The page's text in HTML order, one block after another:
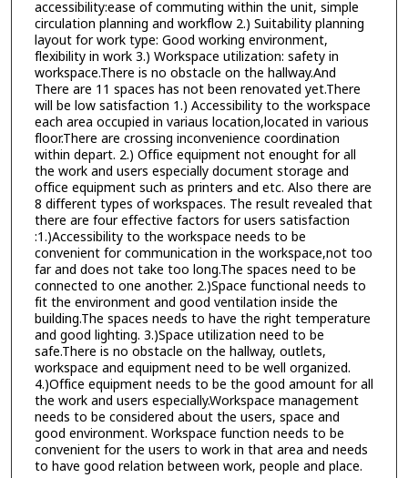
accessibility:ease of commuting within the unit, simple
circulation planning and workflow 2.) Suitability planning
layout for work type: Good working environment,
flexibility in work 3.) Workspace utilization: safety in
workspace.There is no obstacle on the hallway.And
There are 11 spaces has not been renovated yet.There
will be low satisfaction 1.) Accessibility to the workspace
each area occupied in variaus location,located in various
floor.There are crossing inconvenience coordination
within depart. 2.) Office equipment not enought for all
the work and users especially document storage and
office equipment such as printers and etc. Also there are
8 different types of workspaces. The result revealed that
there are four effective factors for users satisfaction
:1.)Accessibility to the workspace needs to be
convenient for communication in the workspace,not too
far and does not take too long.The spaces need to be
connected to one another. 2.)Space functional needs to
fit the environment and good ventilation inside the
building.The spaces needs to have the right temperature
and good lighting. 3.)Space utilization need to be
safe.There is no obstacle on the hallway, outlets,
workspace and equipment need to be well organized.
4.)Office equipment needs to be the good amount for all
the work and users especially.Workspace management
needs to be considered about the users, space and
good environment. Workspace function needs to be
convenient for the users to work in that area and needs
to have good relation between work, people and place.